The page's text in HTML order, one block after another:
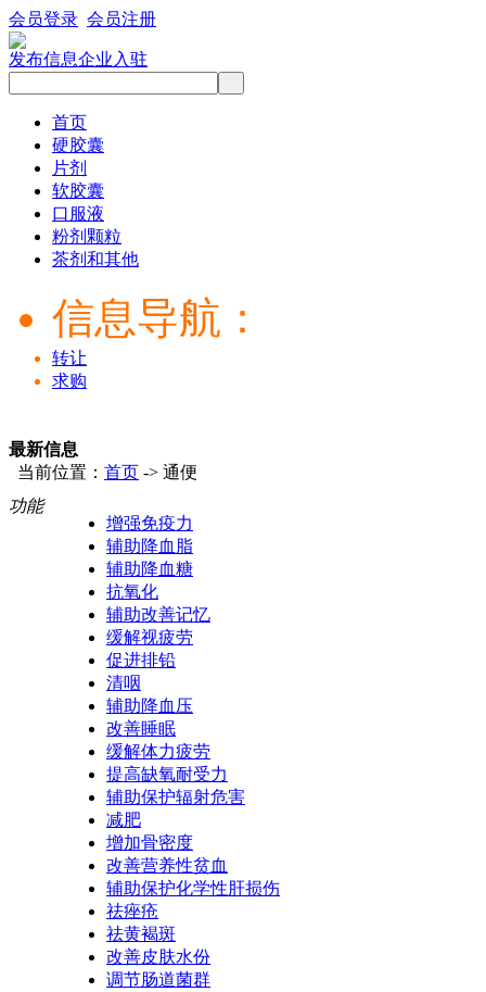
会员登录 会员注册
发布信息企业入驻
首页
硬胶囊
片剂
软胶囊
口服液
粉剂颗粒
茶剂和其他
信息导航：
转让
求购
最新信息
当前位置： 首页 -> 通便
功能
增强免疫力
辅助降血脂
辅助降血糖
抗氧化
辅助改善记忆
缓解视疲劳
促进排铅
清咽
辅助降血压
改善睡眠
缓解体力疲劳
提高缺氧耐受力
辅助保护辐射危害
减肥
增加骨密度
改善营养性贫血
辅助保护化学性肝损伤
祛痤疮
祛黄褐斑
改善皮肤水份
调节肠道菌群